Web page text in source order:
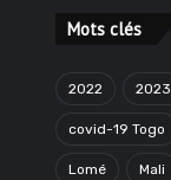
Mots clés
2022 2023
covid-19 Togo
Lomé Mali